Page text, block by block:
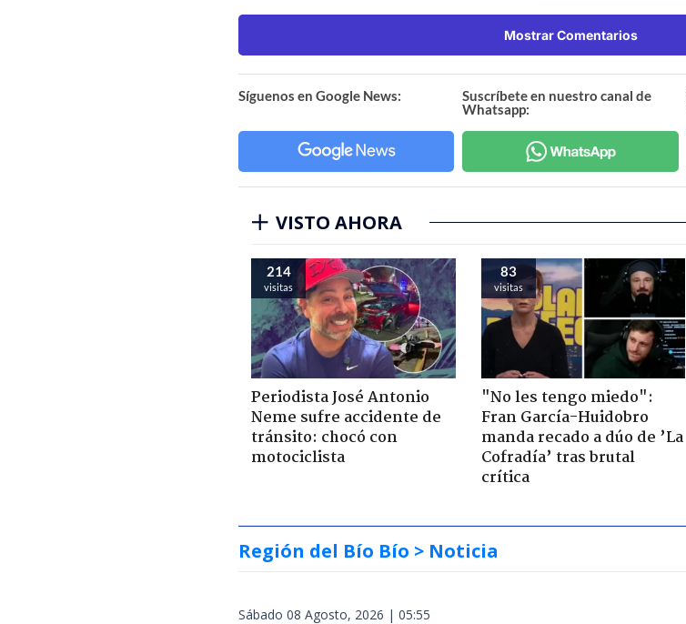
Mostrar Comentarios
Síguenos en Google News:
Suscríbete en nuestro canal de
Whatsapp:
VISTO AHORA
214
visitas
Periodista José Antonio
Neme sufre accidente de
tránsito: chocó con
motociclista
83
visitas
"No les tengo miedo":
Fran García-Huidobro
manda recado a dúo de ’La
Cofradía’ tras brutal
crítica
Región del Bío Bío > Noticia
Sábado 08 Agosto, 2026 | 05:55